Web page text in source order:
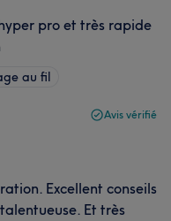
pro et très rapide
au fil
Avis vérifié
Excellent conseils
Et très